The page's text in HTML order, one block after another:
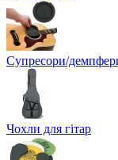
Супресори/
Чохли для гітар